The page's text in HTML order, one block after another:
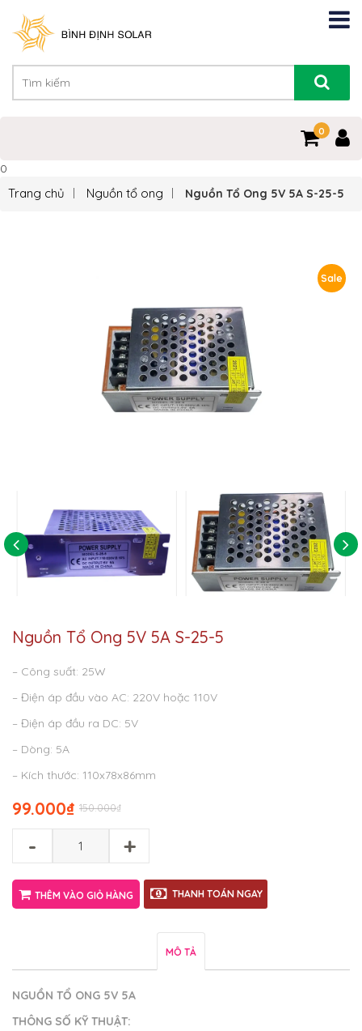
0
0
Trang chủ Nguồn tổ ong Nguồn Tổ Ong 5V 5A S-25-5
Sale
Nguồn Tổ Ong 5V 5A S-25-5
– Công suất: 25W
– Điện áp đầu vào AC: 220V hoặc 110V
– Điện áp đầu ra DC: 5V
– Dòng: 5A
– Kích thước: 110x78x86mm
₫
150.000
₫
99.000
- +
THÊM VÀO GIỎ HÀNG THANH TOÁN NGAY
MÔ TẢ
NGUỒN TỔ ONG 5V 5A
THÔNG SỐ KỸ THUẬT: